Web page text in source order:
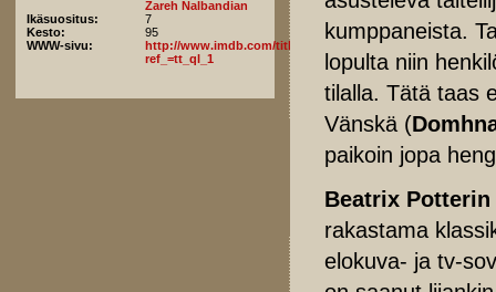
Zareh Nalbandian
Ikäsuositus:
7
Kesto:
95
WWW-sivu:
http://www.imdb.com/title/tt5117670/fullcredits?
ref_=tt_ql_1
kumppaneista.
lopulta niin
tilalla. Tätä taas
Vänskä (
paikoin jopa
Beatrix Potterin
rakastama
elokuva- ja tv-